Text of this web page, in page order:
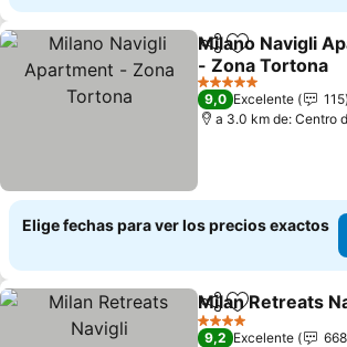
CompartirAgregar a
Milano Navigli
- Zona Tortona
Ver precios
5 Estrellas
9,0 Excelente
115
a 3.0 km de: Centro
Elige fechas para ver los precios exactos
CompartirAgregar a
Milan Retreats
4 Estrellas
9,2 Excelente
668